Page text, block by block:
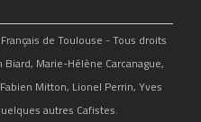
de Toulouse - Tous droits
Marie-Hélène Carcanague,
Mitton, Lionel Perrin, Yves
autres Cafistes.